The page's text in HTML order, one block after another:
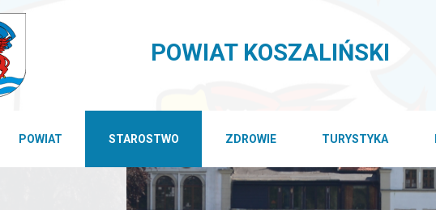
POWIAT KOSZALIŃSKI
POWIAT STAROSTWO ZDROWIE TURYSTYKA